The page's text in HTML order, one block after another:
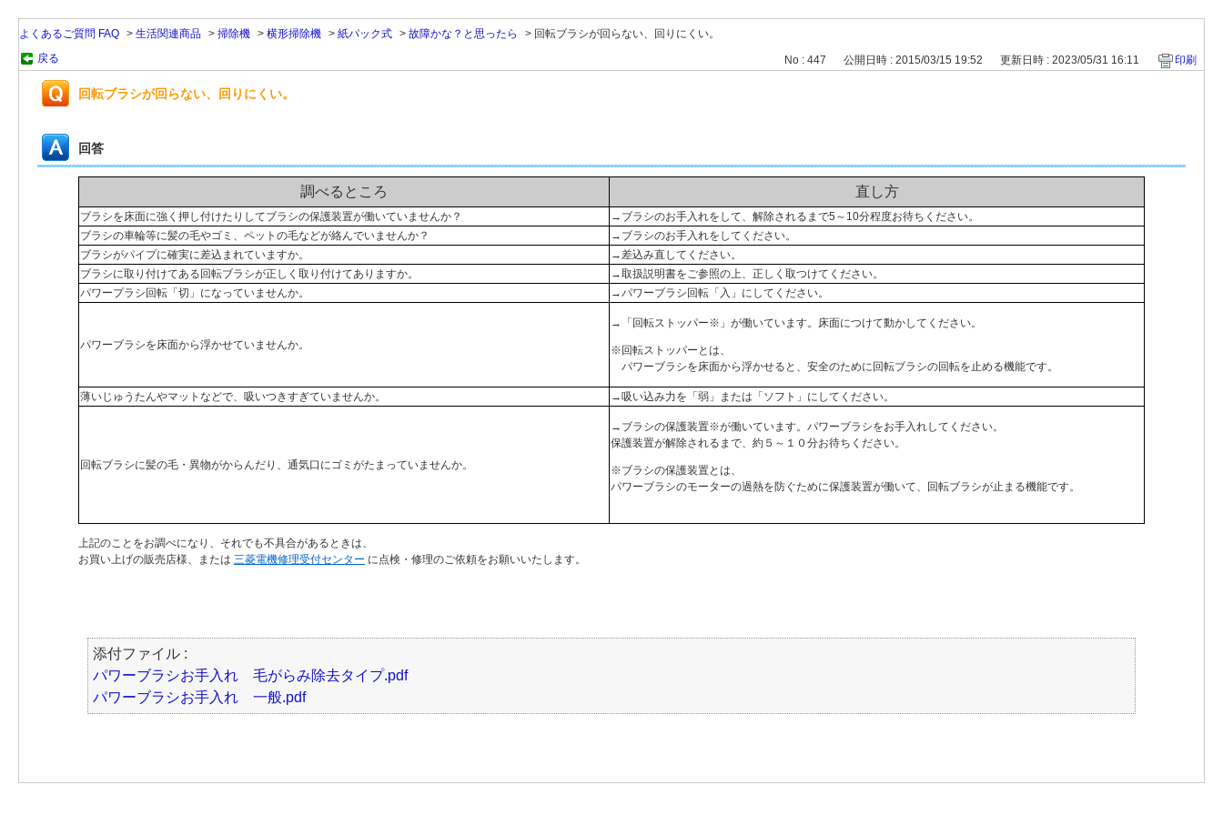
よくあるご質問 FAQ > 生活関連商品 > 掃除機 > 横形掃除機 > 紙パック式 > 故障かな？と思ったら > 回転ブラシが回らない、回りにくい。
戻る
No : 447 公開日時 : 2015/03/15 19:52 更新日時 : 2023/05/31 16:11 印刷
回転ブラシが回らない、回りにくい。
回答
調べるところ 直し方
ブラシを床面に強く押し付けたりしてブラシの保護装置が働いていませんか？
→ブラシのお手入れをして、解除されるまで5～10分程度お待ちください。
ブラシの車輪等に髪の毛やゴミ、ペットの毛などが絡んでいませんか？
→ブラシのお手入れをしてください。
ブラシがパイプに確実に差込まれていますか。
→差込み直してください。
ブラシに取り付けてある回転ブラシが正しく取り付けてありますか。
→取扱説明書をご参照の上、正しく取つけてください。
パワープラシ回転「切」になっていませんか。
→パワーブラシ回転「入」にしてください。
パワーブラシを床面から浮かせていませんか。
→「回転ストッパー※」が働いています。床面につけて動かしてください。
※回転ストッパーとは、
パワーブラシを床面から浮かせると、安全のために回転ブラシの回転を止める機能です。
薄いじゅうたんやマットなどで、吸いつきすぎていませんか。 →吸い込み力を「弱」または「ソフト」にしてください。
回転ブラシに髪の毛・異物がからんだり、通気口にゴミがたまっていませんか。
→ブラシの保護装置※が働いています。パワーブラシをお手入れしてください。
保護装置が解除されるまで、約５～１０分お待ちください。
※ブラシの保護装置とは、
パワーブラシのモーターの過熱を防ぐために保護装置が働いて、回転ブラシが止まる機能です。
上記のことをお調べになり、それでも不具合があるときは、
お買い上げの販売店様、または 三菱電機修理受付センター に点検・修理のご依頼をお願いいたします。
添付ファイル :
パワーブラシお手入れ 毛がらみ除去タイプ.pdf
パワーブラシお手入れ 一般.pdf